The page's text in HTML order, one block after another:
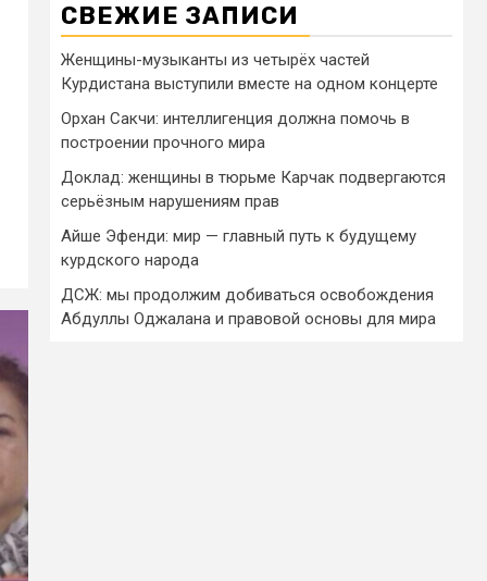
СВЕЖИЕ ЗАПИСИ
Женщины-музыканты из четырёх частей
Курдистана выступили вместе на одном концерте
Орхан Сакчи: интеллигенция должна помочь в
построении прочного мира
Доклад: женщины в тюрьме Карчак подвергаются
серьёзным нарушениям прав
Айше Эфенди: мир — главный путь к будущему
курдского народа
ДСЖ: мы продолжим добиваться освобождения
Абдуллы Оджалана и правовой основы для мира